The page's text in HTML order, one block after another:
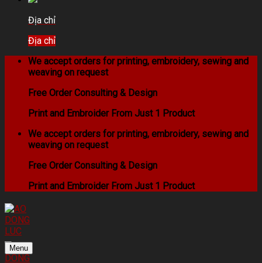
Địa chỉ
Địa chỉ
We accept orders for printing, embroidery, sewing and
weaving on request
Free Order Consulting & Design
Print and Embroider From Just 1 Product
We accept orders for printing, embroidery, sewing and
weaving on request
Free Order Consulting & Design
Print and Embroider From Just 1 Product
Menu